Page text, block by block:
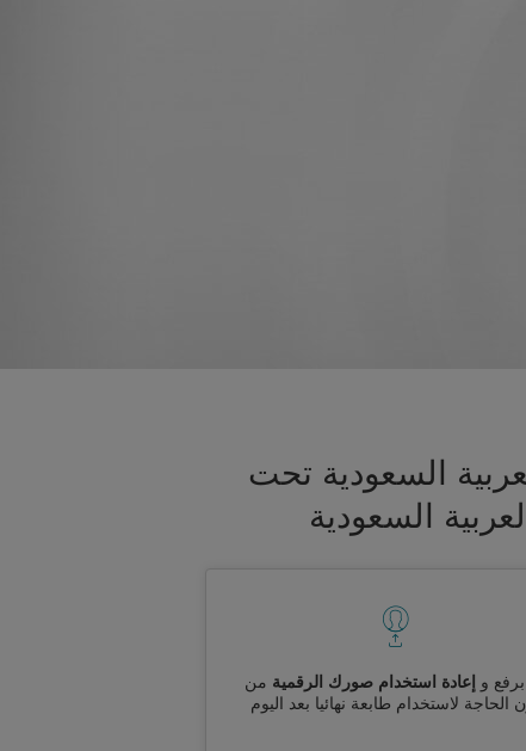
السعودية تحت
السعودية
و إعادة استخدام صورك الرقمية من
الحاجة لاستخدام طابعة نهائيا بعد اليوم